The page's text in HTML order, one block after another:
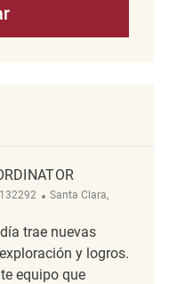
Ubicación
Santa Clara,
trae nuevas
y logros.
equipo que